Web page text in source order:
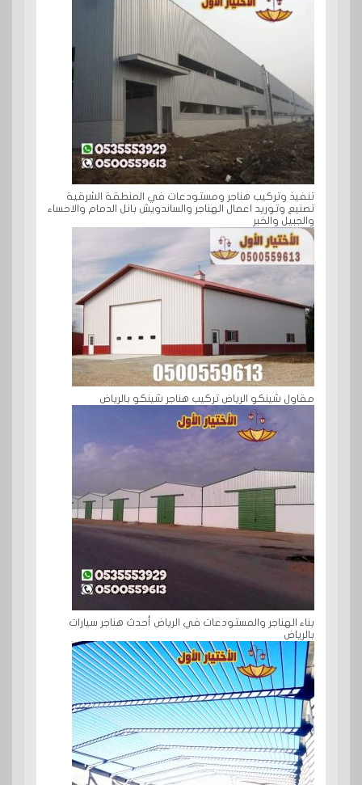
تنفيذ وتركيب هناجر ومستودعات في المنطقة الشرقية
تصنيع وتوريد اعمال الهناجر والساندويش بانل الدمام والاحساء
والجبيل والخبر
مقاول شينكو الرياض تركيب هناجر شينكو بالرياض
بناء الهناجر والمستودعات في الرياض أحدث هناجر سيارات
بالرياض